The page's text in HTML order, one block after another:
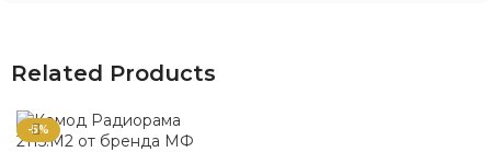
Related Products
-5%